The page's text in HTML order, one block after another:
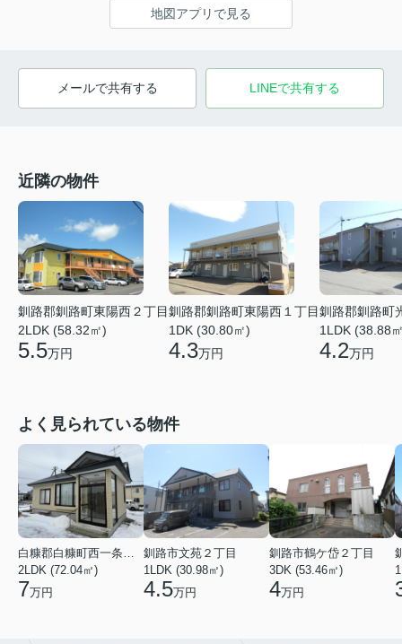
地図アプリで見る
メールで共有する LINEで共有する
近隣の物件
釧路郡釧路町東陽西２丁目
2LDK (58.32㎡)
5.5万円
釧路郡釧路町東陽西１丁目
1DK (30.80㎡)
4.3万円
釧路郡釧路町
1LDK (38.88
4.2万円
よく見られている物件
白糠郡白糠町西一条南４丁目
2LDK (72.04㎡)
7万円
釧路市文苑２丁目
1LDK (30.98㎡)
4.5万円
釧路市鶴ケ岱２丁目
3DK (53.46㎡)
4万円